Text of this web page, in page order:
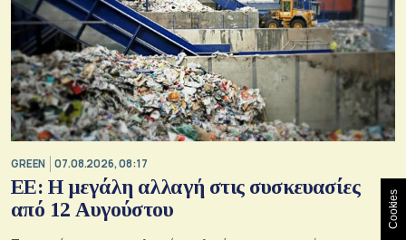
GREEN 07.08.2026, 08:17
ΕΕ: Η μεγάλη αλλαγή στις συσκευασίες
από 12 Αυγούστου
Cookies